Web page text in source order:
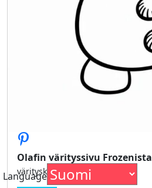
Olafin värityssivu Frozenista
värityskuva Olaf Frozenista
Language